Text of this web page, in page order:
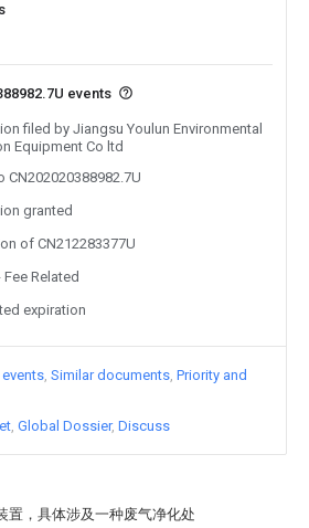
置，具体涉及一种废气净化处
events
filed by Jiangsu Youlun Environmental
Equipment Co ltd
CN202020388982.7U
granted
of CN212283377U
Fee Related
expiration
Similar documents Priority and
Global Dossier Discuss